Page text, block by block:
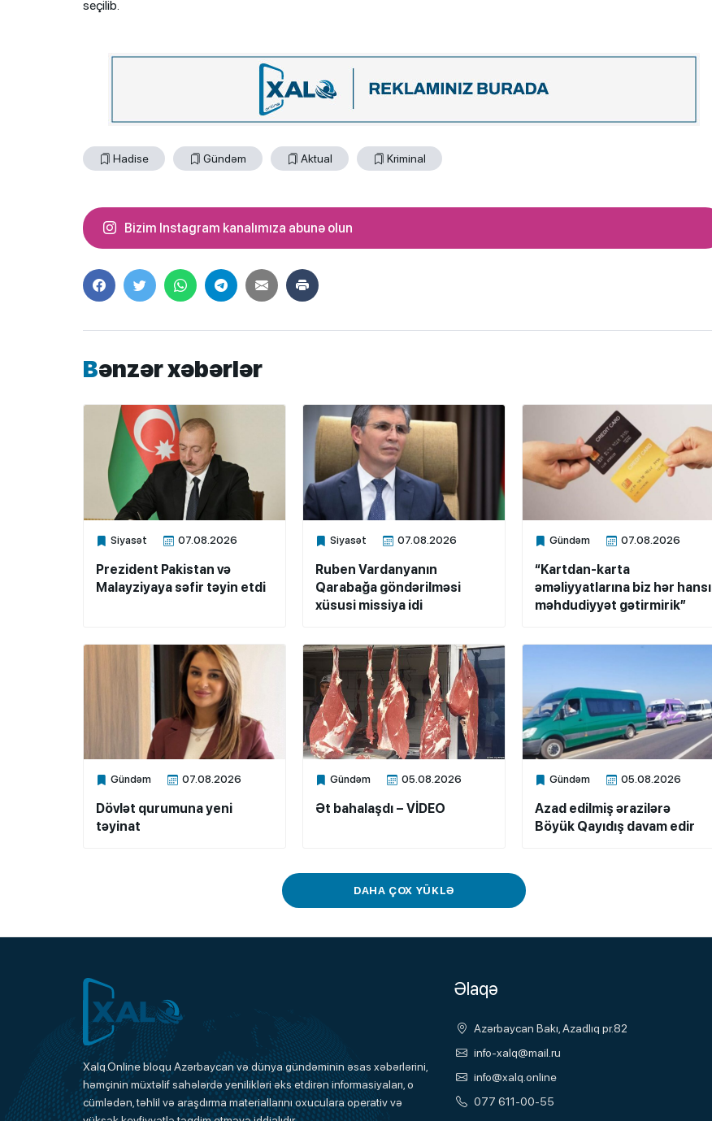
seçilib.
Hadise Gündəm Aktual Kriminal
Bizim Instagram kanalımıza abunə olun
Bənzər xəbərlər
Siyasət 07.08.2026
Xalq.Online
Prezident Pakistan və
Malayziyaya səfir təyin etdi
Siyasət 07.08.2026
Xalq.Online
Ruben Vardanyanın
Qarabağa göndərilməsi
xüsusi missiya idi
Gündəm 07.08.2026
Xalq.Online
“Kartdan-karta
əməliyyatlarına biz hər hansı
məhdudiyyət gətirmirik”
Gündəm 07.08.2026
Xalq.Online
Dövlət qurumuna yeni
təyinat
Gündəm 05.08.2026
Xalq.Online
Ət bahalaşdı – VİDEO
Gündəm 05.08.2026
Xalq.Online
Azad edilmiş ərazilərə
Böyük Qayıdış davam edir
DAHA ÇOX YÜKLƏ
Xalq.Online
Onlayn Platforma
Xalq.Online bloqu Azərbaycan və dünya gündəminin əsas xəbərlərini,
həmçinin müxtəlif sahələrdə yenilikləri əks etdirən informasiyaları, o
cümlədən, təhlil və araşdırma materiallarını oxuculara operativ və
Əlaqə
Azərbaycan Bakı, Azadlıq pr.82
info-xalq@mail.ru
info@xalq.online
077 611-00-55